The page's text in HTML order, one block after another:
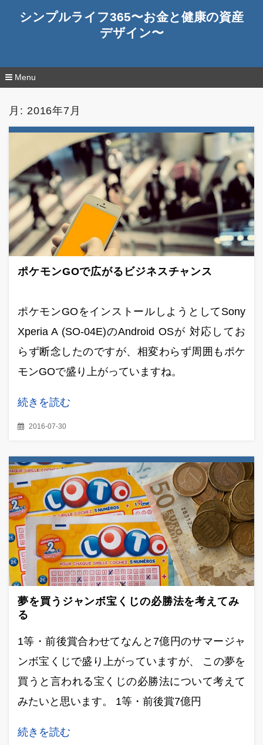
シンプルライフ365〜お金と健康の資産
デザイン〜
Menu
月: 2016年7月
ポケモンGOで広がるビジネスチャンス
ポケモンGOをインストールしようとしてSony
Xperia A (SO-04E)のAndroid OSが 対応してお
らず断念したのですが、相変わらず周囲もポケ
モンGOで盛り上がっていますね。
続きを読む
2016-07-30
夢を買うジャンボ宝くじの必勝法を考えてみ
る
1等・前後賞合わせてなんと7億円のサマージャ
ンボ宝くじで盛り上がっていますが、 この夢を
買うと言われる宝くじの必勝法について考えて
みたいと思います。 1等・前後賞7億円
続きを読む